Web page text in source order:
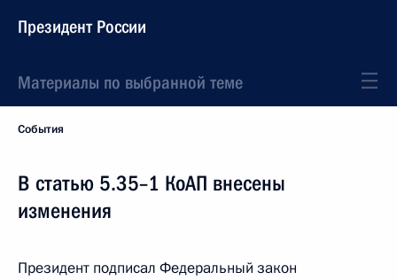
Президент России
Материалы по выбранной теме
События
В статью 5.35–1 КоАП внесены
изменения
Президент подписал Федеральный закон